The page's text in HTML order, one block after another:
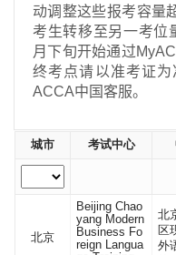
动调整这些报考容量
考生转移至另一考位
月下旬开始通过
终考点请以准考证
ACCA中国客服。